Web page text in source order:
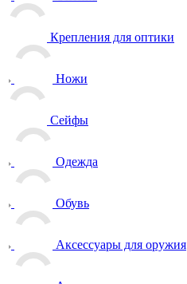
Крепления для оптики
Ножи
Сейфы
Одежда
Обувь
Аксессуары для оружия